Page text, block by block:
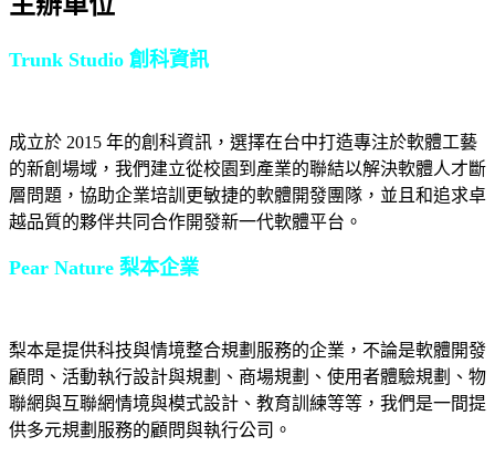
Trunk Studio 創科資訊
成立於 2015 年的創科資訊，選擇在台中打造專注於軟體工藝
的新創場域，我們建立從校園到產業的聯結以解決軟體人才斷
層問題，協助企業培訓更敏捷的軟體開發團隊，並且和追求卓
越品質的夥伴共同合作開發新一代軟體平台。
Pear Nature 梨本企業
梨本是提供科技與情境整合規劃服務的企業，不論是軟體開發
顧問、活動執行設計與規劃、商場規劃、使用者體驗規劃、物
聯網與互聯網情境與模式設計、教育訓練等等，我們是一間提
供多元規劃服務的顧問與執行公司。